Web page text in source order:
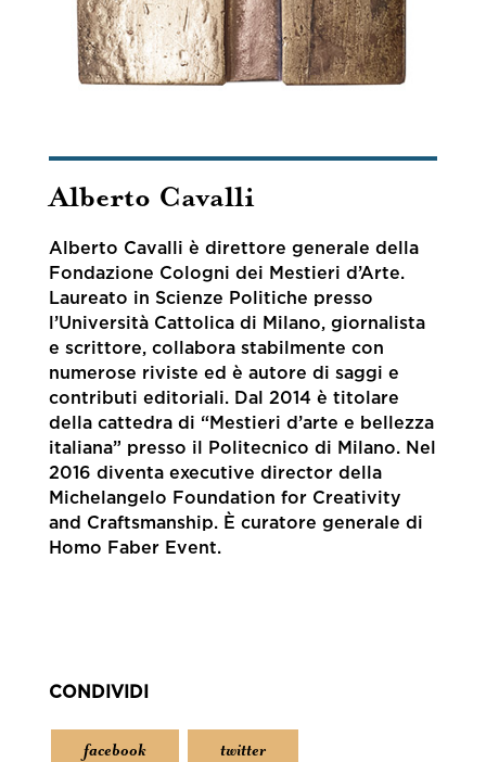
Alberto Cavalli
Alberto Cavalli è direttore generale della
Fondazione Cologni dei Mestieri d’Arte.
Laureato in Scienze Politiche presso
l’Università Cattolica di Milano, giornalista
e scrittore, collabora stabilmente con
numerose riviste ed è autore di saggi e
contributi editoriali. Dal 2014 è titolare
della cattedra di “Mestieri d’arte e bellezza
italiana” presso il Politecnico di Milano. Nel
2016 diventa executive director della
Michelangelo Foundation for Creativity
and Craftsmanship. È curatore generale di
Homo Faber Event.
CONDIVIDI
facebook twitter